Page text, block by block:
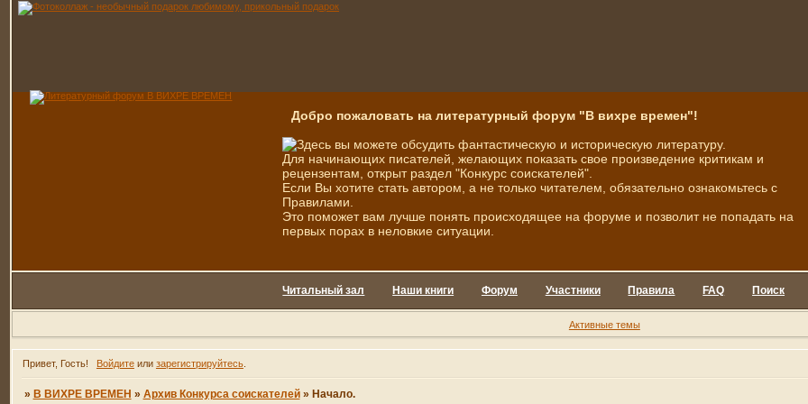
Добро пожаловать на литературный форум "В вихре времен"!
Здесь вы можете обсудить фантастическую и историческую литературу.
Для начинающих писателей, желающих показать свое произведение критикам и
рецензентам, открыт раздел "Конкурс соискателей".
Если Вы хотите стать автором, а не только читателем, обязательно ознакомьтесь с
Правилами.
Это поможет вам лучше понять происходящее на форуме и позволит не попадать на
первых порах в неловкие ситуации.
Читальный зал Наши книги Форум Участники Правила FAQ Поиск
Активные темы
Привет, Гость! Войдитеили зарегистрируйтесь.
» В ВИХРЕ ВРЕМЕН » Архив Конкурса соискателей » Начало.